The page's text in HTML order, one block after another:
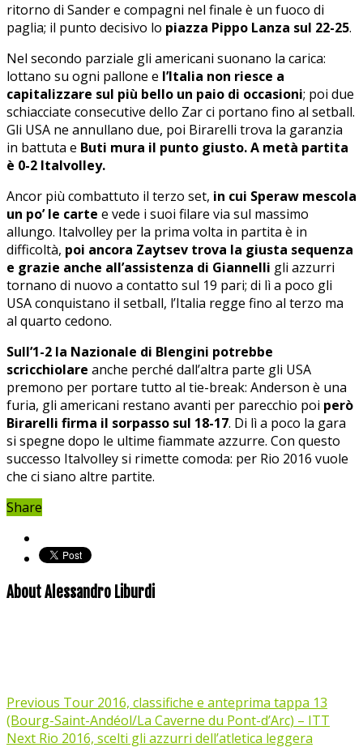
ritorno di Sander e compagni nel finale è un fuoco di
paglia; il punto decisivo lo piazza Pippo Lanza sul 22-25.
Nel secondo parziale gli americani suonano la carica:
lottano su ogni pallone e l’Italia non riesce a
capitalizzare sul più bello un paio di occasioni; poi due
schiacciate consecutive dello Zar ci portano fino al setball.
Gli USA ne annullano due, poi Birarelli trova la garanzia
in battuta e Buti mura il punto giusto. A metà partita
è 0-2 Italvolley.
Ancor più combattuto il terzo set, in cui Speraw mescola
un po’ le carte e vede i suoi filare via sul massimo
allungo. Italvolley per la prima volta in partita è in
difficoltà, poi ancora Zaytsev trova la giusta sequenza
e grazie anche all’assistenza di Giannelli gli azzurri
tornano di nuovo a contatto sul 19 pari; di lì a poco gli
USA conquistano il setball, l’Italia regge fino al terzo ma
al quarto cedono.
Sull’1-2 la Nazionale di Blengini potrebbe
scricchiolare anche perché dall’altra parte gli USA
premono per portare tutto al tie-break: Anderson è una
furia, gli americani restano avanti per parecchio poi però
Birarelli firma il sorpasso sul 18-17. Di lì a poco la gara
si spegne dopo le ultime fiammate azzurre. Con questo
successo Italvolley si rimette comoda: per Rio 2016 vuole
che ci siano altre partite.
Share
About Alessandro Liburdi
Previous Tour 2016, classifiche e anteprima tappa 13
(Bourg-Saint-Andéol/La Caverne du Pont-d’Arc) – ITT
Next Rio 2016, scelti gli azzurri dell’atletica leggera